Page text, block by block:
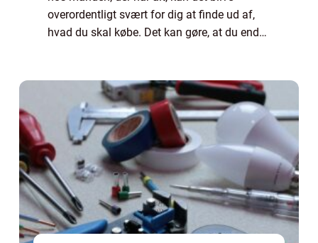
overordentligt svært for dig at finde ud af,
hvad du skal købe. Det kan gøre, at du ender